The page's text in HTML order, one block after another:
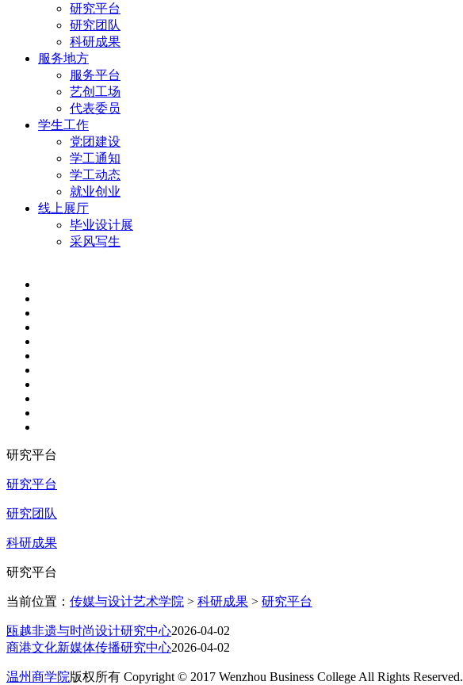
研究平台
研究团队
科研成果
服务地方
服务平台
艺创工场
代表委员
学生工作
党团建设
学工通知
学工动态
就业创业
线上展厅
毕业设计展
采风写生
研究平台
研究平台
研究团队
科研成果
研究平台
当前位置： 传媒与设计艺术学院 > 科研成果 > 研究平台
瓯越非遗与时尚设计研究中心2026-04-02
商港文化新媒体传播研究中心2026-04-02
温州商学院版权所有 Copyright © 2017 Wenzhou Business College All Rights Reserved.